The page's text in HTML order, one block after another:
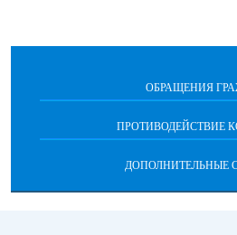
ОБРАЩЕНИЯ
ПРОТИВОДЕЙСТВИЕ
ДОПОЛНИТЕЛЬНЫЕ